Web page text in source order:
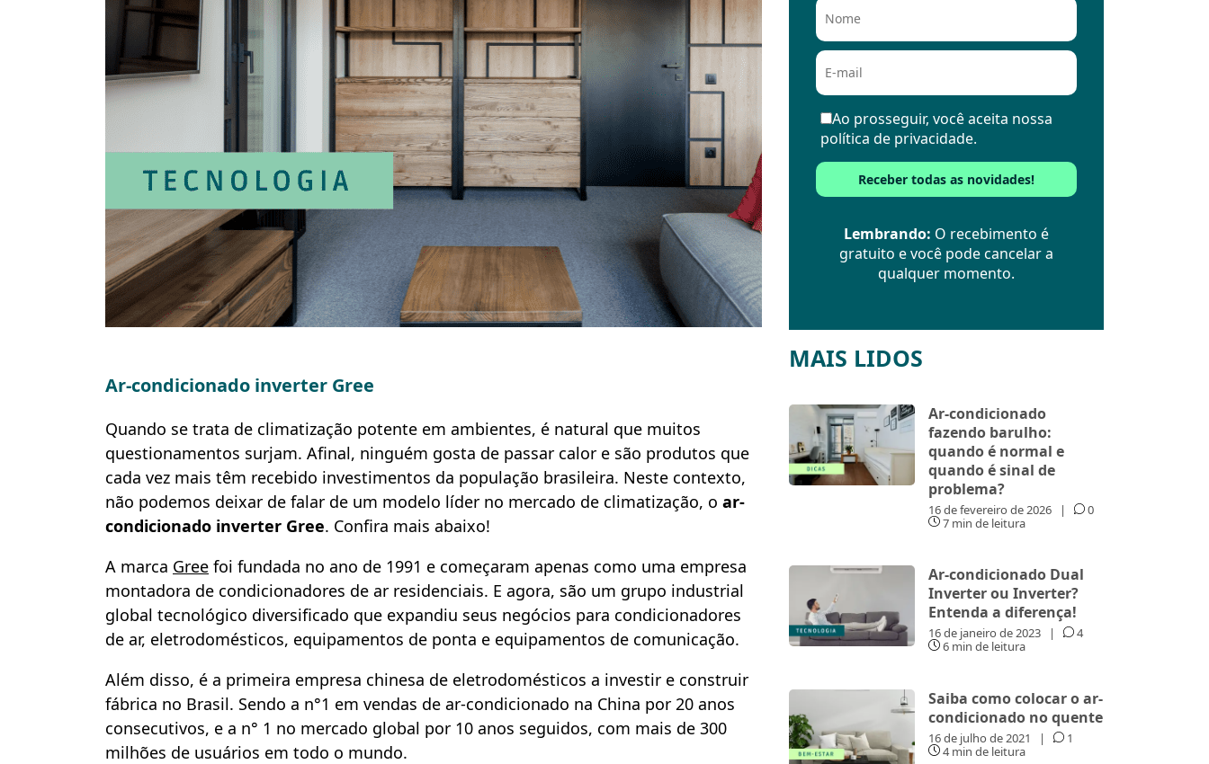
Ar-condicionado inverter Gree
Quando se trata de climatização potente em ambientes, é natural que muitos
questionamentos surjam. Afinal, ninguém gosta de passar calor e são produtos que
cada vez mais têm recebido investimentos da população brasileira. Neste contexto,
não podemos deixar de falar de um modelo líder no mercado de climatização, o ar-
condicionado inverter Gree. Confira mais abaixo!
A marca Gree foi fundada no ano de 1991 e começaram apenas como uma empresa
montadora de condicionadores de ar residenciais. E agora, são um grupo industrial
global tecnológico diversificado que expandiu seus negócios para condicionadores
de ar, eletrodomésticos, equipamentos de ponta e equipamentos de comunicação.
Além disso, é a primeira empresa chinesa de eletrodomésticos a investir e construir
fábrica no Brasil. Sendo a n°1 em vendas de ar-condicionado na China por 20 anos
consecutivos, e a n° 1 no mercado global por 10 anos seguidos, com mais de 300
milhões de usuários em todo o mundo.
Ao prosseguir, você aceita nossa
política de privacidade.
Lembrando: O recebimento é
gratuito e você pode cancelar a
qualquer momento.
MAIS LIDOS
Ar-condicionado
fazendo barulho:
quando é normal e
quando é sinal de
problema?
16 de fevereiro de 2026 |
0
7 min de leitura
Ar-condicionado Dual
Inverter ou Inverter?
Entenda a diferença!
16 de janeiro de 2023 |
4
6 min de leitura
Saiba como colocar o ar-
condicionado no quente
16 de julho de 2021 |
1
4 min de leitura